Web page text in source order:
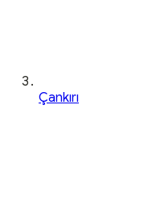
Çankırı